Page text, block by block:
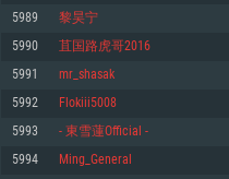
Processeur: Dual-Core 2.2 GHz
Mémoire: 4 GB
Carte graphique supportant
GeForce GTX 660. La résolution
Connection: Connexion Internet à
Disque dur: 23.1 Go (client minimal)
Processeur: Core i5, minimum
pas supportés)
Mémoire: 6 GB
Carte graphique: Intel Iris Pro 5200
résolution minimale supportée par
Connection: Connexion Internet à
Disque dur: 62,2 Go (client minimal)
Processeur: Dual-Core 2.4 GHz
Mémoire: 4 GB
Carte graphique: NVIDIA 660 avec
de même pour AMD (La résolution
720p)
Connection: Connexion Internet à
Disque dur: 62,2 Go (client minimal)
5989 黎昊宁
5990 苴国路虎哥2016
5991 mr_shasak
5992 Flokiii5008
5993 - 東雪蓮Official -
5994 Ming_General